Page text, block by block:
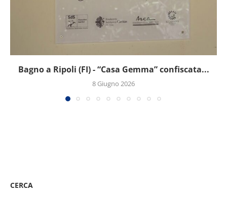
Bagno a Ripoli (FI) - “Casa Gemma” confiscata...
8 Giugno 2026
CERCA